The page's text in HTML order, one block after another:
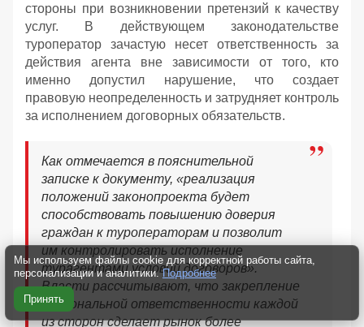
стороны при возникновении претензий к качеству
услуг. В действующем законодательстве
туроператор зачастую несет ответственность за
действия агента вне зависимости от того, кто
именно допустил нарушение, что создает
правовую неопределенность и затрудняет контроль
за исполнением договорных обязательств.
Как отмечается в пояснительной
записке к документу, «реализация
положений законопроекта будет
способствовать повышению доверия
граждан к туроператорам и позволит
им контролировать исполнение
турагентами условий договоров».
Власти рассчитывают, что закрепление
персональной ответственности каждой
из сторон сделает рынок более
Мы используем файлы cookie для корректной работы сайта,
персонализации и аналитики. Подробнее
Принять